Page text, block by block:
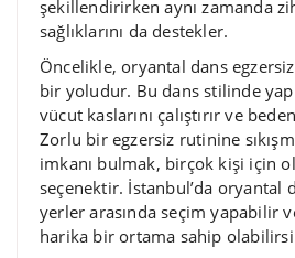
şekillendirirken aynı zamanda
sağlıklarını da destekler.
Öncelikle, oryantal dans
bir yoludur. Bu dans stilinde
vücut kaslarını çalıştırır ve
Zorlu bir egzersiz rutinine
imkanı bulmak, birçok kişi için
seçenektir. İstanbul’da oryantal
yerler arasında seçim yapabilir
harika bir ortama sahip